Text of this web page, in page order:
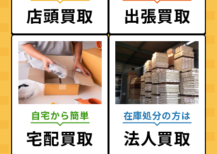
店頭買取 出張買取
自宅から簡単
宅配買取
在庫処分の方は
法人買取